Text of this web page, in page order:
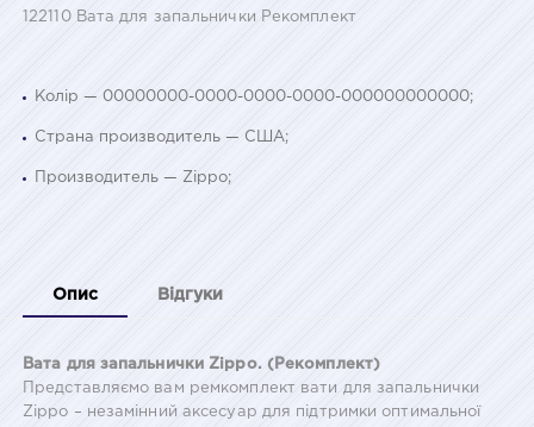
122110 Вата для запальнички Рекомплект
Колір — 00000000-0000-0000-0000-000000000000;
Страна производитель — США;
Производитель — Zippo;
Опис Відгуки
Вата для запальнички Zippo. (Рекомплект)
Представляємо вам ремкомплект вати для запальнички
Zippo – незамінний аксесуар для підтримки оптимальної